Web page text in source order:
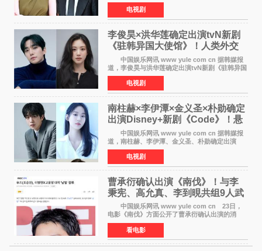
角，与南柱赫合作，引发高度关注。 韩素希
在剧中饰演能够看到过去的女人洪莎朗一角，因
初恋的意外
电视剧
李俊昊×洪华莲确定出演tvN新剧
《驻韩异国大使馆》！人类外交
官与“龙”大使的奇幻
中国娱乐网讯 www yule com cn 据韩媒报
道，李俊昊与洪华莲确定出演tvN新剧《驻韩异国
大使馆》，分别担任男女主角，引发期待。
该剧讲述了一位因管理驻韩异国大使馆（负责管
理居住在大韩
电视剧
南柱赫×李伊潭×金义圣×朴勋确定
出演Disney+新剧《Code》！悬
疑犯罪惊悚明年上线
中国娱乐网讯 www yule com cn 据韩媒报
道，南柱赫、李伊潭、金义圣、朴勋确定出演
Disney+新剧《Code》，该剧预计将于明年播
出，引发高度关注。 本剧改编自同名人气台
剧，讲述了一位往来
电视剧
曹承衍确认出演《南伐》！与李
秉宪、高允真、李到晛共组9人武
士团
中国娱乐网讯 www yule com cn 23日，
电影《南伐》方面公开了曹承衍确认出演的消
息。通过歌手活动展现出独特色彩的曹承衍将在
片中饰演拥有出色弓箭技术的弓箭手，他将在这
一历史动作大片中展
看电影